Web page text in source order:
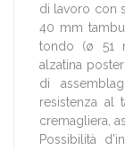
di lavoro con
40 mm
tondo (ø 51
alzatina
di
resistenza al
cremagliera,
Possibilità